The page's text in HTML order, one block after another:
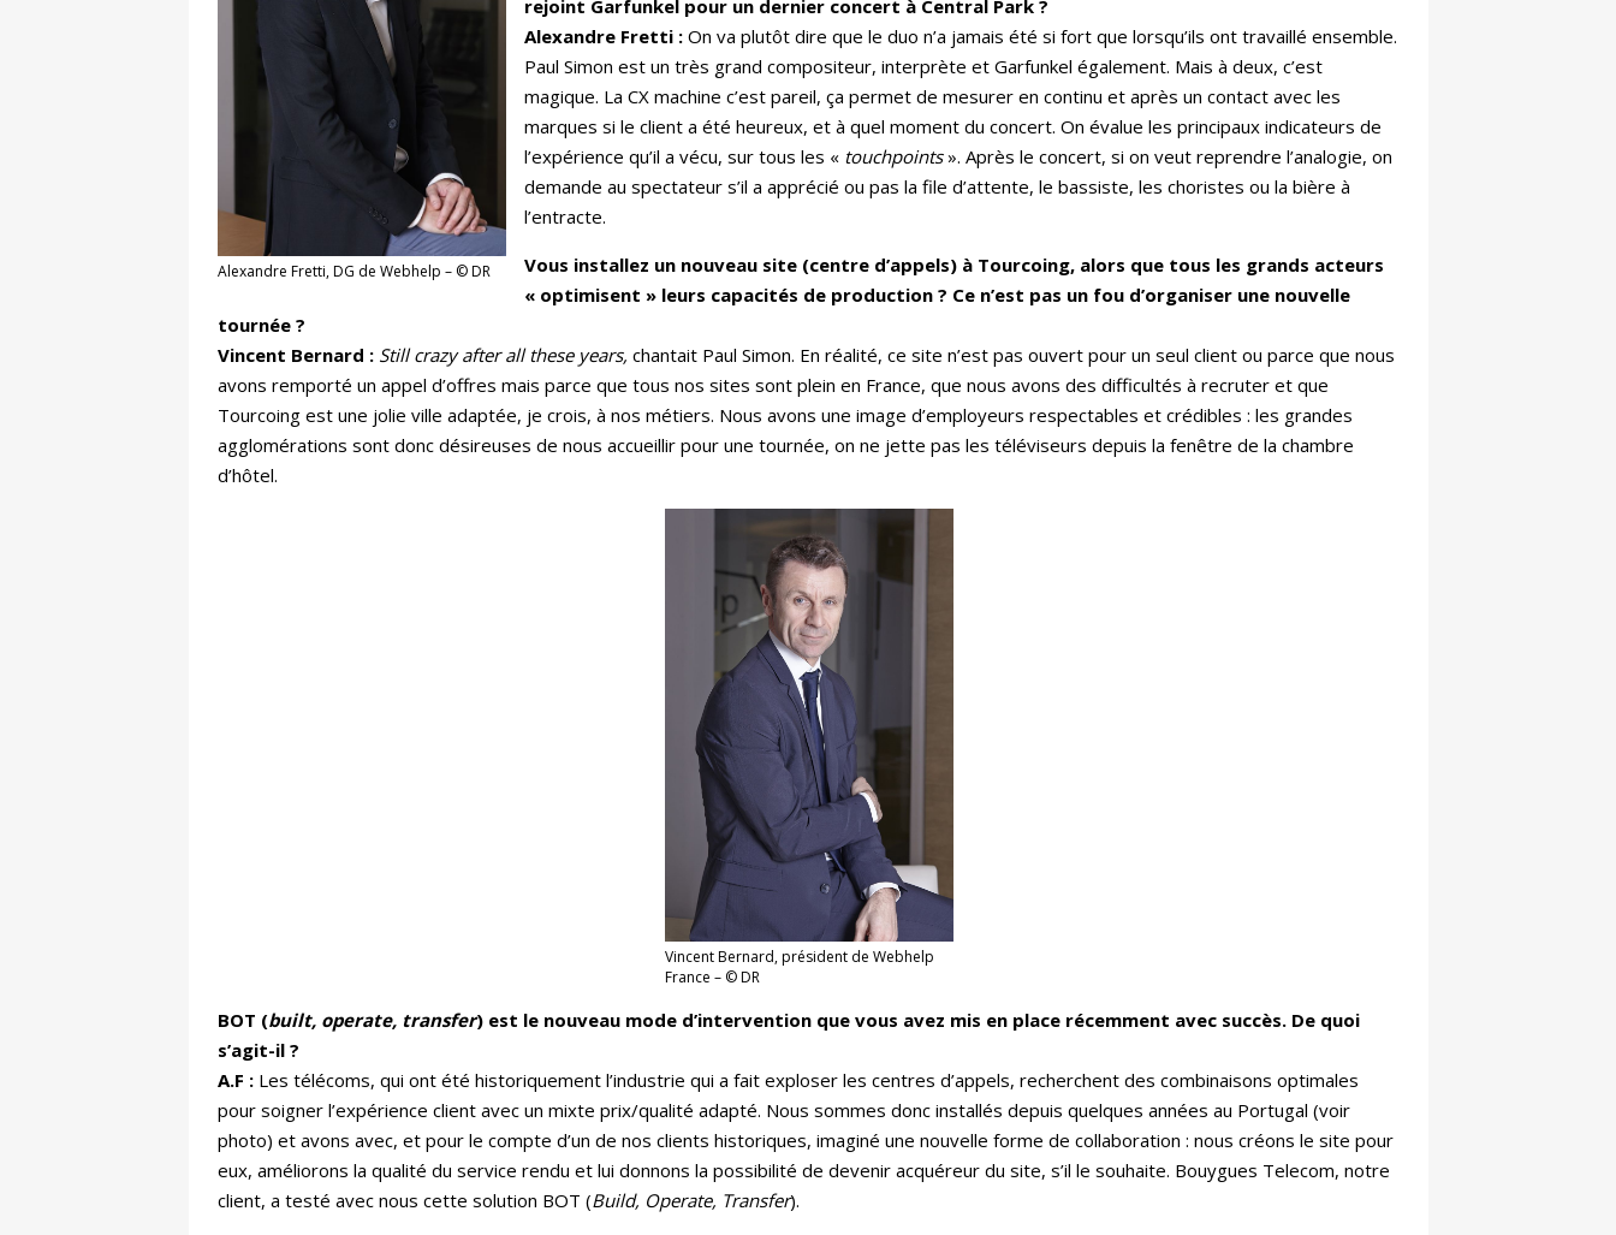
Alexandre Fretti, DG de Webhelp – © DR
rejoint Garfunkel pour un dernier concert à Central Park ?
Alexandre Fretti : On va plutôt dire que le duo n’a jamais été si fort que lorsqu’ils ont travaillé ensemble.
Paul Simon est un très grand compositeur, interprète et Garfunkel également. Mais à deux, c’est
magique. La CX machine c’est pareil, ça permet de mesurer en continu et après un contact avec les
marques si le client a été heureux, et à quel moment du concert. On évalue les principaux indicateurs de
l’expérience qu’il a vécu, sur tous les « touchpoints». Après le concert, si on veut reprendre l’analogie, on
demande au spectateur s’il a apprécié ou pas la file d’attente, le bassiste, les choristes ou la bière à
l’entracte.
Vous installez un nouveau site (centre d’appels) à Tourcoing, alors que tous les grands acteurs
« optimisent » leurs capacités de production ? Ce n’est pas un fou d’organiser une nouvelle
tournée ?
Vincent Bernard : Still crazy after all these years, chantait Paul Simon. En réalité, ce site n’est pas ouvert pour un seul client ou parce que nous
avons remporté un appel d’offres mais parce que tous nos sites sont plein en France, que nous avons des difficultés à recruter et que
Tourcoing est une jolie ville adaptée, je crois, à nos métiers. Nous avons une image d’employeurs respectables et crédibles : les grandes
agglomérations sont donc désireuses de nous accueillir pour une tournée, on ne jette pas les téléviseurs depuis la fenêtre de la chambre
d’hôtel.
Vincent Bernard, président de Webhelp
France – © DR
BOT (built, operate, transfer) est le nouveau mode d’intervention que vous avez mis en place récemment avec succès. De quoi
s’agit-il ?
A.F : Les télécoms, qui ont été historiquement l’industrie qui a fait exploser les centres d’appels, recherchent des combinaisons optimales
pour soigner l’expérience client avec un mixte prix/qualité adapté. Nous sommes donc installés depuis quelques années au Portugal (voir
photo) et avons avec, et pour le compte d’un de nos clients historiques, imaginé une nouvelle forme de collaboration : nous créons le site pour
eux, améliorons la qualité du service rendu et lui donnons la possibilité de devenir acquéreur du site, s’il le souhaite. Bouygues Telecom, notre
client, a testé avec nous cette solution BOT (Build, Operate, Transfer).